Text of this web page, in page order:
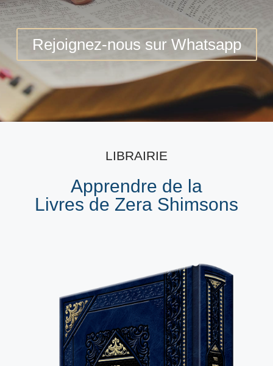
Rejoignez-nous sur Whatsapp
LIBRAIRIE
Apprendre de la
Livres de Zera Shimsons